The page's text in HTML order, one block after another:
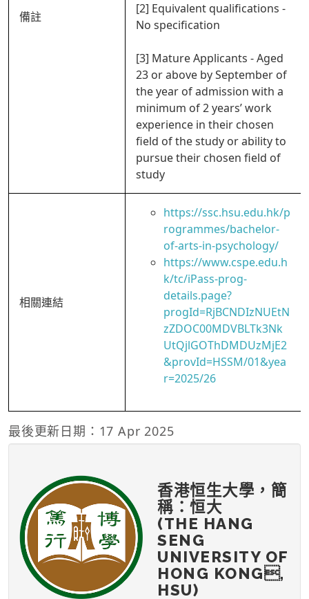
備註
[2] Equivalent qualifications -
No specification
[3] Mature Applicants - Aged
23 or above by September of
the year of admission with a
minimum of 2 years’ work
experience in their chosen
field of the study or ability to
pursue their chosen field of
study
相關連結
https://ssc.hsu.edu.hk/p
rogrammes/bachelor-
of-arts-in-psychology/
https://www.cspe.edu.h
k/tc/iPass-prog-
details.page?
progId=RjBCNDIzNUEtN
zZDOC00MDVBLTk3Nk
UtQjlGOThDMDUzMjE2
&provId=HSSM/01&yea
r=2025/26
最後更新日期：17 Apr 2025
香港恒生大學，簡
稱：恒大
(THE HANG
SENG
UNIVERSITY OF
HONG KONG,
HSU)